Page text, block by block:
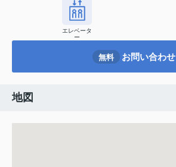
エレベータ
ー
無料 お問い合わせ
地図